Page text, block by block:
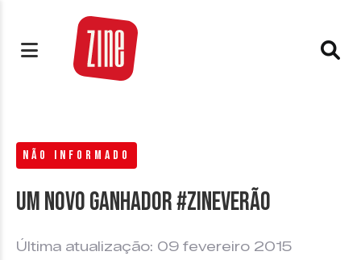
NÃO INFORMADO
Um novo ganhador #ZineVerão
Última atualização: 09 fevereiro 2015